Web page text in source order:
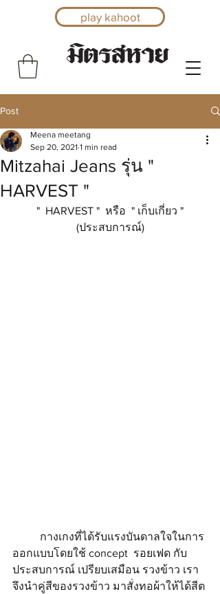
play kahoot
Post
Mitzahai Jeans รุ่น "
HARVEST "
Meena meetang
Sep 20, 2021 1 min read
(ประสบการณ์)
ออกแบบโดยใช้ concept  รอยเฟด กับ
ประสบการณ์ เปรียบเสมือน รวงข้าว เรา
จึงนำคู่สีของรวงข้าว มาสั่งทอผ้าให้ได้สีต